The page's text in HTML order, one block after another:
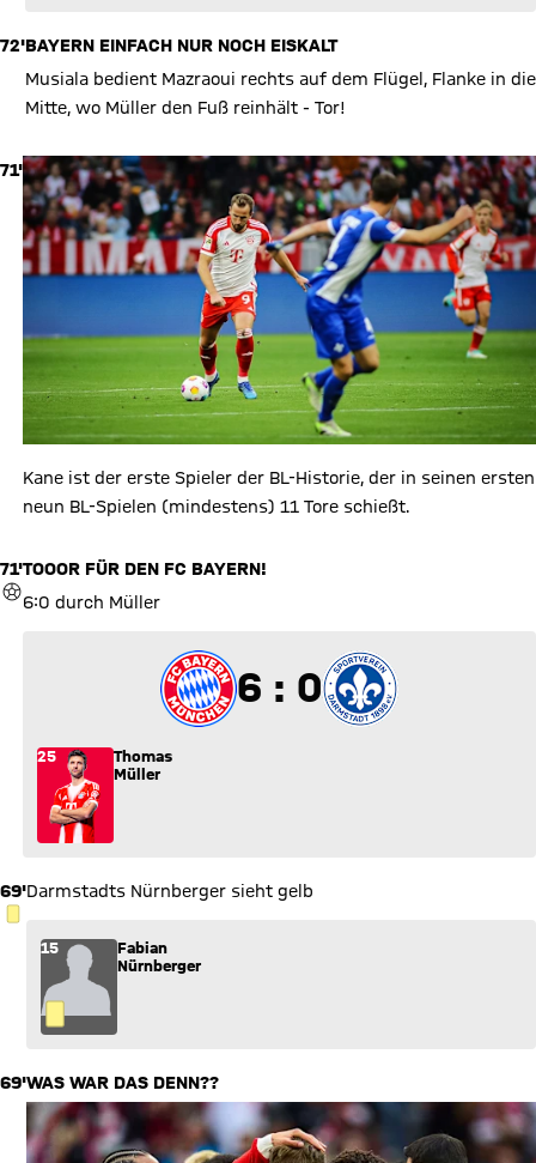
72'BAYERN EINFACH NUR NOCH EISKALT
Musiala bedient Mazraoui rechts auf dem Flügel, Flanke in die
Mitte, wo Müller den Fuß reinhält - Tor!
71'
Kane ist der erste Spieler der BL-Historie, der in seinen ersten
neun BL-Spielen (mindestens) 11 Tore schießt.
71'
TOR
TOOOR FÜR DEN FC BAYERN!
6:0 durch Müller
6 zu 0
6 : 0
25
Thomas
Müller
69'
GELBE KARTE
Darmstadts Nürnberger sieht gelb
15
Fabian
Nürnberger
69'WAS WAR DAS DENN??